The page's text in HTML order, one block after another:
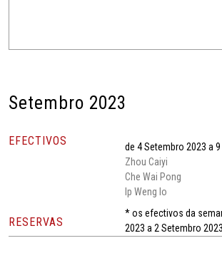
Setembro 2023
EFECTIVOS
de 4 Setembro 2023 a
Zhou Caiyi
Che Wai Pong
Ip Weng Io
RESERVAS
* os efectivos da
2023 a 2 Setembro 2023